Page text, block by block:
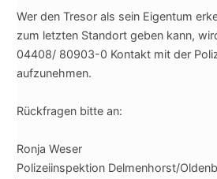
Wer den Tresor als sein Eigentum
zum letzten Standort geben kann,
04408/ 80903-0 Kontakt mit der
aufzunehmen.
Rückfragen bitte an:
Ronja Weser
Polizeiinspektion Delmenhorst/